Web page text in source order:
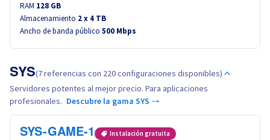
Canada (en)
Canada (fr)
América Latina
Australia
Singapore
RAM 128 GB
Almacenamiento 2 x 4 TB
Ancho de banda público 500 Mbps
SYS(7 referencias con 220 configuraciones disponibles)
Servidores potentes al mejor precio. Para aplicaciones
profesionales. Descubre la gama SYS →
SYS-GAME-1 Instalación gratuita